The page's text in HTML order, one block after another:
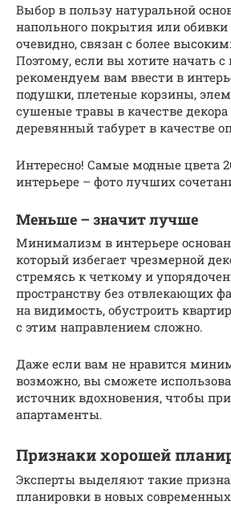
Выбор в пользу натуральной
напольного покрытия или
очевидно, связан с более
Поэтому, если вы хотите начать
рекомендуем вам ввести в
подушки, плетеные корзины,
сушеные травы в качестве
деревянный табурет в качестве
Интересно! Самые модные цвета
интерьере – фото лучших
Меньше – значит лучше
Минимализм в интерьере
который избегает чрезмерной
стремясь к четкому и
пространству без отвлекающих
на видимость, обустроить
с этим направлением сложно.
Даже если вам не нравится
возможно, вы сможете
источник вдохновения, чтобы
апартаменты.
Признаки хорошей
Эксперты выделяют такие
планировки в новых современных